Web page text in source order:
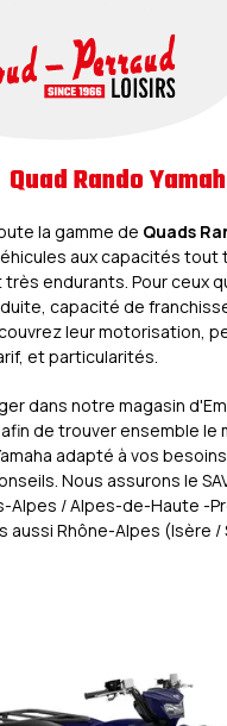
Quad Rando
la gamme de Quads
aux capacités tout
endurants. Pour ceux
capacité de
leur motorisation,
et particularités.
dans notre magasin
de trouver ensemble le
adapté à vos
Nous assurons le
Alpes / Alpes-de-Haute -
aussi Rhône-Alpes (Isère /